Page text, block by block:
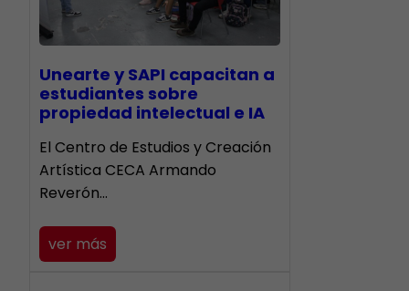
Unearte y SAPI capacitan a
estudiantes sobre
propiedad intelectual e IA
El Centro de Estudios y Creación
Artística CECA Armando
Reverón…
ver más